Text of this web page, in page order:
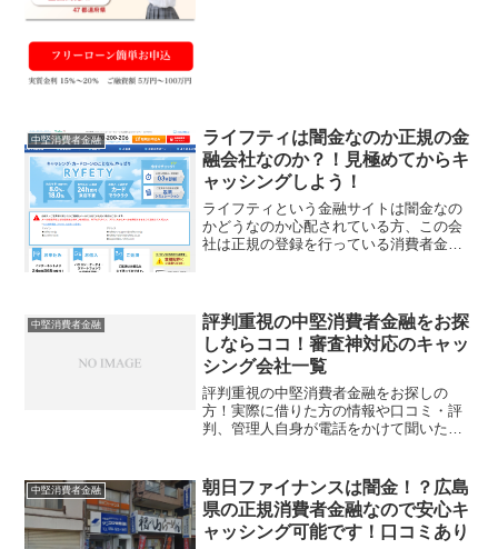
中堅消費者金融
ライフティは闇金なのか正規の金
融会社なのか？！見極めてからキ
ャッシングしよう！
ライフティという金融サイトは闇金なの
かどうなのか心配されている方、この会
社は正規の登録を行っている消費者金融
く、そのためか「ライフテ...
中堅消費者金融
評判重視の中堅消費者金融をお探
しならココ！審査神対応のキャッ
シング会社一覧
評判重視の中堅消費者金融をお探しの
方！実際に借りた方の情報や口コミ・評
判、管理人自身が電話をかけて聞いた内
く、中堅・小規模のキャッシング会社、
貸金業者の評判はなかなか出回...
中堅消費者金融
朝日ファイナンスは闇金！？広島
県の正規消費者金融なので安心キ
ャッシング可能です！口コミあり